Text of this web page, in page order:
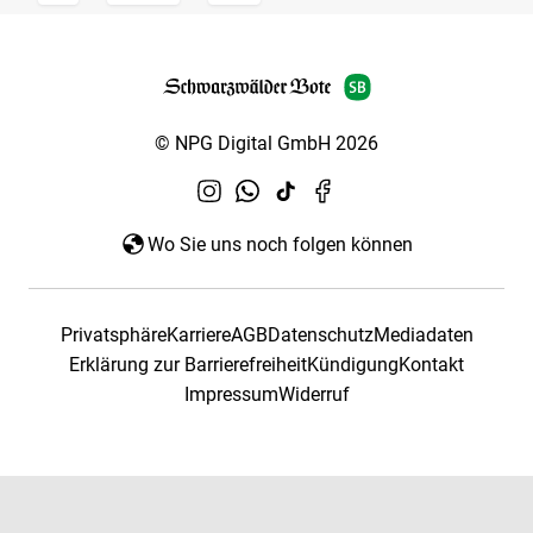
© NPG Digital GmbH 2026
Wo Sie uns noch folgen können
PrivatsphäreKarriereAGBDatenschutzMediadaten
Erklärung zur BarrierefreiheitKündigungKontakt
ImpressumWiderruf